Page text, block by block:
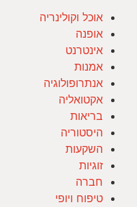
אוכל וקולינריה
אופנה
אינטרנט
אמנות
אנתרופולוגיה
אקטואליה
בריאות
היסטוריה
השקעות
זוגיות
חברה
טיפוח ויופי